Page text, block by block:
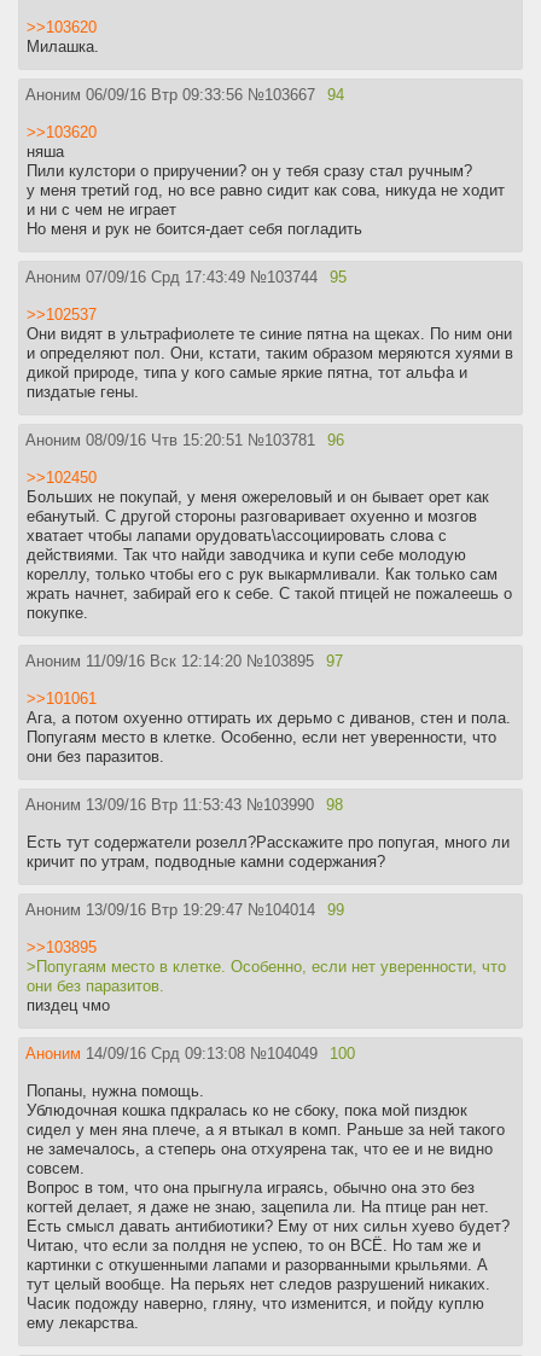
>>103620
Милашка.
Аноним 06/09/16 Втр 09:33:56 №103667 94
>>103620
няша
Пили кулстори о приручении? он у тебя сразу стал ручным?
у меня третий год, но все равно сидит как сова, никуда не ходит
и ни с чем не играет
Но меня и рук не боится-дает себя погладить
Аноним 07/09/16 Срд 17:43:49 №103744 95
>>102537
Они видят в ультрафиолете те синие пятна на щеках. По ним они
и определяют пол. Они, кстати, таким образом меряются хуями в
дикой природе, типа у кого самые яркие пятна, тот альфа и
пиздатые гены.
Аноним 08/09/16 Чтв 15:20:51 №103781 96
>>102450
Больших не покупай, у меня ожереловый и он бывает орет как
ебанутый. С другой стороны разговаривает охуенно и мозгов
хватает чтобы лапами орудовать\ассоциировать слова с
действиями. Так что найди заводчика и купи себе молодую
кореллу, только чтобы его с рук выкармливали. Как только сам
жрать начнет, забирай его к себе. С такой птицей не пожалеешь о
покупке.
Аноним 11/09/16 Вск 12:14:20 №103895 97
>>101061
Ага, а потом охуенно оттирать их дерьмо с диванов, стен и пола.
Попугаям место в клетке. Особенно, если нет уверенности, что
они без паразитов.
Аноним 13/09/16 Втр 11:53:43 №103990 98
Есть тут содержатели розелл?Расскажите про попугая, много ли
кричит по утрам, подводные камни содержания?
Аноним 13/09/16 Втр 19:29:47 №104014 99
>>103895
>Попугаям место в клетке. Особенно, если нет уверенности, что
они без паразитов.
пиздец чмо
Аноним 14/09/16 Срд 09:13:08 №104049 100
Попаны, нужна помощь.
Ублюдочная кошка пдкралась ко не сбоку, пока мой пиздюк
сидел у мен яна плече, а я втыкал в комп. Раньше за ней такого
не замечалось, а степерь она отхуярена так, что ее и не видно
совсем.
Вопрос в том, что она прыгнула играясь, обычно она это без
когтей делает, я даже не знаю, зацепила ли. На птице ран нет.
Есть смысл давать антибиотики? Ему от них сильн хуево будет?
Читаю, что если за полдня не успею, то он ВСЁ. Но там же и
картинки с откушенными лапами и разорванными крыльями. А
тут целый вообще. На перьях нет следов разрушений никаких.
Часик подожду наверно, гляну, что изменится, и пойду куплю
ему лекарства.